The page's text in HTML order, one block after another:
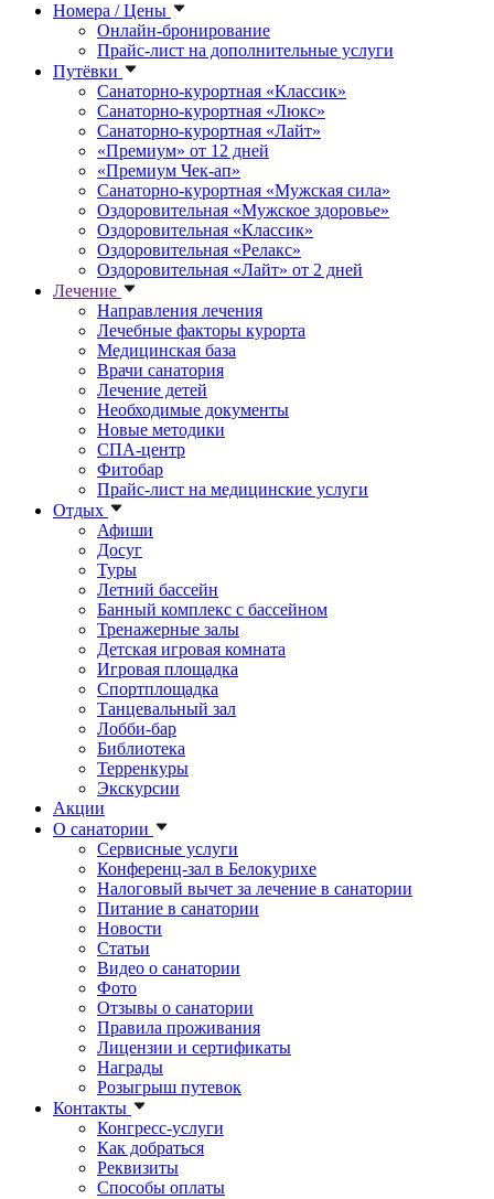
Номера / Цены
Онлайн-бронирование
Прайс-лист на дополнительные услуги
Путёвки
Санаторно-курортная «Классик»
Санаторно-курортная «Люкс»
Санаторно-курортная «Лайт»
«Премиум» от 12 дней
«Премиум Чек-ап»
Санаторно-курортная «Мужская сила»
Оздоровительная «Мужское здоровье»
Оздоровительная «Классик»
Оздоровительная «Релакс»
Оздоровительная «Лайт» от 2 дней
Лечение
Направления лечения
Лечебные факторы курорта
Медицинская база
Врачи санатория
Лечение детей
Необходимые документы
Новые методики
СПА-центр
Фитобар
Прайс-лист на медицинские услуги
Отдых
Афиши
Досуг
Туры
Летний бассейн
Банный комплекс с бассейном
Тренажерные залы
Детская игровая комната
Игровая площадка
Спортплощадка
Танцевальный зал
Лобби-бар
Библиотека
Терренкуры
Экскурсии
Акции
О санатории
Сервисные услуги
Конференц-зал в Белокурихе
Налоговый вычет за лечение в санатории
Питание в санатории
Новости
Статьи
Видео о санатории
Фото
Отзывы о санатории
Правила проживания
Лицензии и сертификаты
Награды
Розыгрыш путевок
Контакты
Конгресс-услуги
Как добраться
Реквизиты
Способы оплаты